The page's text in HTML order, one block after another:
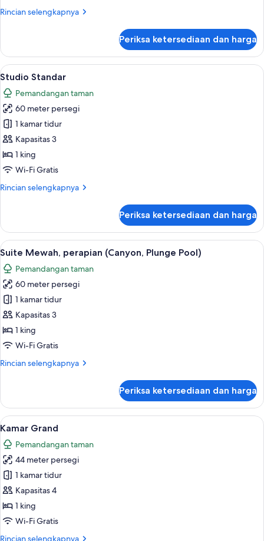
King,
Rincian selengkapnya
Rincian
Kamar
Deluks,
1
Tempat
Tidur
King,
patio
Periksa ketersediaan dan harga
Lihat
semua
foto
untuk
Studio
Standar
Studio Standar | Seprai katun Mesir,
6
Studio Standar
Pemandangan taman
60 meter persegi
1 kamar tidur
Kapasitas 3
1 king
Wi-Fi Gratis
Rincian selengkapnya
Rincian
Studio
Standar
Periksa ketersediaan dan harga
Lihat
semua
foto
untuk
Suite
Mewah,
perapian
(Canyon,
Pool)
Seprai katun Mesir, seprai premium,
8
Suite Mewah, perapian (Canyon, Plunge Pool)
Pemandangan taman
60 meter persegi
1 kamar tidur
Kapasitas 3
1 king
Wi-Fi Gratis
Rincian selengkapnya
Rincian
Suite
Mewah,
perapian
(Canyon,
Plunge
Pool)
Periksa ketersediaan dan harga
Lihat
semua
foto
untuk
Kamar
Grand
Kamar Grand | Seprai katun Mesir,
6
Kamar Grand
Pemandangan taman
44 meter persegi
1 kamar tidur
Kapasitas 4
1 king
Wi-Fi Gratis
Rincian selengkapnya
Rincian